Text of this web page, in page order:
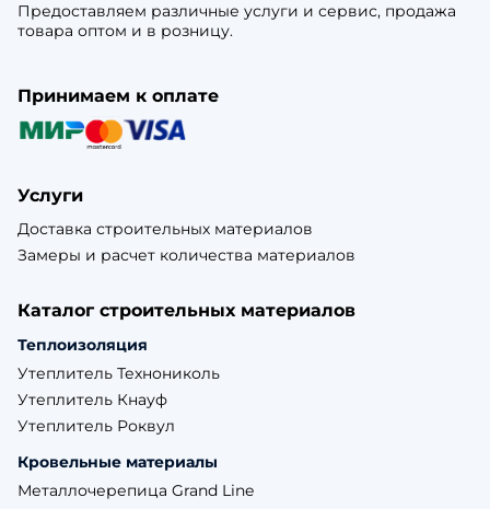
Предоставляем различные услуги и сервис, продажа
товара оптом и в розницу.
Принимаем к оплате
Услуги
Доставка строительных материалов
Замеры и расчет количества материалов
Каталог строительных материалов
Теплоизоляция
Утеплитель Технониколь
Утеплитель Кнауф
Утеплитель Роквул
Кровельные материалы
Металлочерепица Grand Line